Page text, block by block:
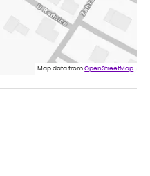
Map data fromOpenStreetMap